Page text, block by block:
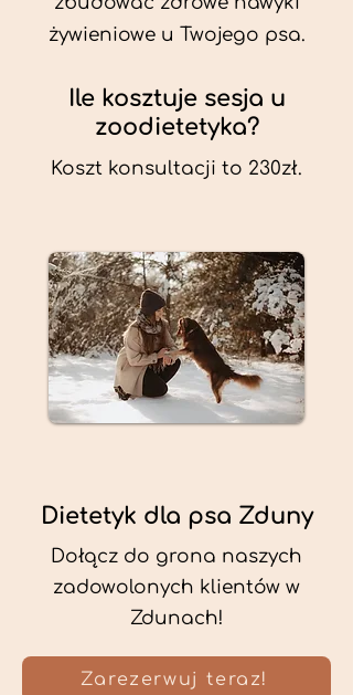
żywieniowe u Twojego psa.
Ile kosztuje sesja u
zoodietetyka?
Koszt konsultacji to 230zł.
Dietetyk dla psa Zduny
Dołącz do grona naszych
zadowolonych klientów w
Zdunach!
Zarezerwuj teraz!